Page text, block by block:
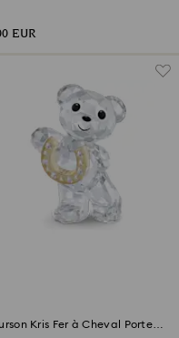
EUR
Kris Fer à Cheval Porte-